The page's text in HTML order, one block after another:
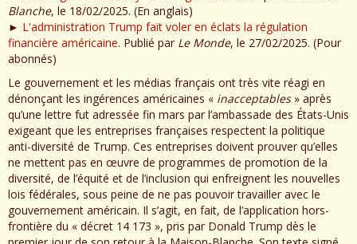
Blanche, le 18/02/2025. (En anglais)
► L'administration Trump fait voler en éclats la régulation
financière américaine. Publié par Le Monde, le 27/02/2025. (Pour
abonnés)
Le gouvernement et les médias français ont très vite réagi en
dénonçant les ingérences américaines « inacceptables» après
qu’une lettre fut adressée fin mars par l’ambassade des États-Unis
exigeant que les entreprises françaises respectent la politique
anti-diversité de Trump. Ces entreprises doivent prouver qu’elles
ne mettent pas en œuvre de programmes de promotion de la
diversité, de l’équité et de l’inclusion qui enfreignent les nouvelles
lois fédérales, sous peine de ne pas pouvoir travailler avec le
gouvernement américain. Il s’agit, en fait, de l’application hors-
frontière du « décret 14 173 », pris par Donald Trump dès le